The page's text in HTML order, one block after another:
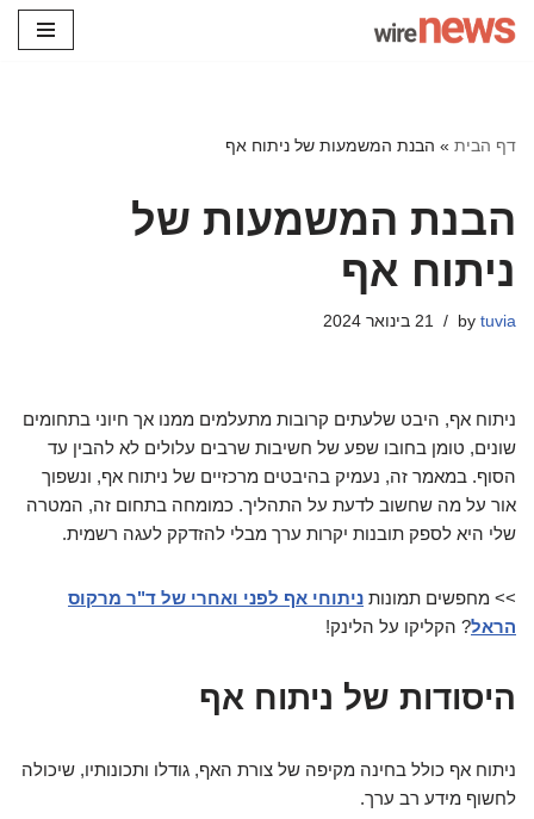
דף הבית » הבנת המשמעות של ניתוח אף
הבנת המשמעות של
ניתוח אף
by tuvia 21 בינואר 2024
ניתוח אף, היבט שלעתים קרובות מתעלמים ממנו אך חיוני בתחומים
שונים, טומן בחובו שפע של חשיבות שרבים עלולים לא להבין עד
הסוף. במאמר זה, נעמיק בהיבטים מרכזיים של ניתוח אף, ונשפוך
אור על מה שחשוב לדעת על התהליך. כמומחה בתחום זה, המטרה
שלי היא לספק תובנות יקרות ערך מבלי להזדקק לעגה רשמית.
>> מחפשים תמונות ניתוחי אף לפני ואחרי של ד"ר מרקוס
הראל? הקליקו על הלינק!
היסודות של ניתוח אף
ניתוח אף כולל בחינה מקיפה של צורת האף, גודלו ותכונותיו, שיכולה
לחשוף מידע רב ערך.